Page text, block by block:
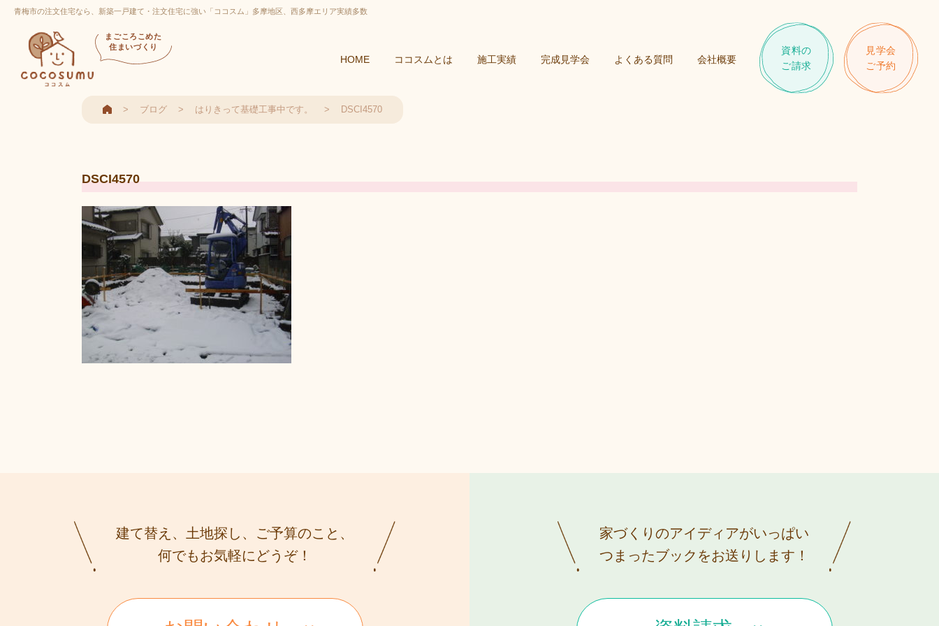
青梅市の注文住宅なら、新築一戸建て・注文住宅に強い「ココスム」多摩地区、西多摩エリア実績多数
まごころこめた
住まいづくり
HOME ココスムとは 施工実績 完成見学会 よくある質問 会社概要
資料の
ご請求
見学会
ご予約
ブログ はりきって基礎工事中です。 DSCI4570
DSCI4570
建て替え、土地探し、ご予算のこと、
何でもお気軽にどうぞ！
家づくりのアイディアがいっぱい
つまったブックをお送りします！